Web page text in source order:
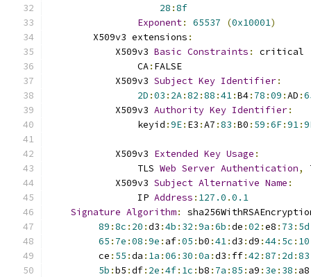
28 :8f
Exponent: 65537 (0x10001)
        X509v3 extensions
:
            X509v3
Basic Constraints :
critical
                CA
: FALSE
            X509v3
Subject Key Identifier:
2D :03 : 2A:82 :88 :41:B4: 78 :09 :AD :
            X509v3
Authority Key Identifier:
                keyid
:9E: E3 :A7 :83 :B0 : 59 :6F:91:
            X509v3
Extended Key Usage :
                TLS
Web Server Authentication,
            X509v3
Subject Alternative Name :
                IP
Address : 127.0 .0.1
Signature Algorithm:
89 :8c : 20 :d3 :4b : 32 :9a :6b :de :02 :e8 : 73 : 5d
65 : 7e :08 :9e : af:05 :b0 :41:d3 :d9 :44: 5c : 10
         ce
: 55 :da : 1a :06 : 30 :0a :d3 : ff:42 :87 : 2d :83
5b :b5 :df: 2e :4f: 1c :b8 : 7a :85 : a9 : 3e : 38 : a8